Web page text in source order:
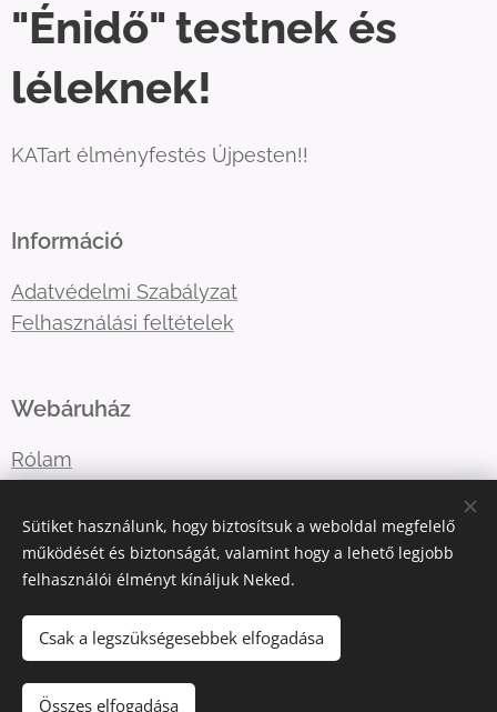
"Énidő" testnek és
léleknek!
KATart élményfestés Újpesten!!
Információ
Adatvédelmi Szabályzat
Felhasználási feltételek
Webáruház
Rólam
E-mail: katart.elmenyfestes@gmail.com
Telefonszám:
Sütiket használunk, hogy biztosítsuk a weboldal megfelelő
működését és biztonságát, valamint hogy a lehető legjobb
felhasználói élményt kínáljuk Neked.
Csak a legszükségesebbek elfogadása
Összes elfogadása